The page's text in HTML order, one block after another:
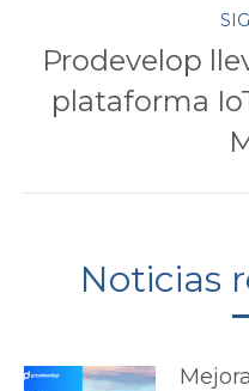
Prodevelop
plataforma
Noticias